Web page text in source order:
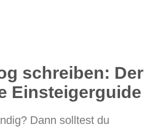
schreiben: Der
Einsteigerguide
Dann solltest du